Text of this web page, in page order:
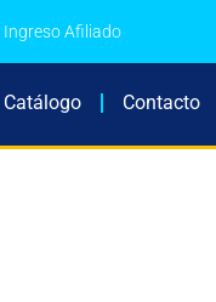
Ingreso Afiliado
Catálogo Contacto